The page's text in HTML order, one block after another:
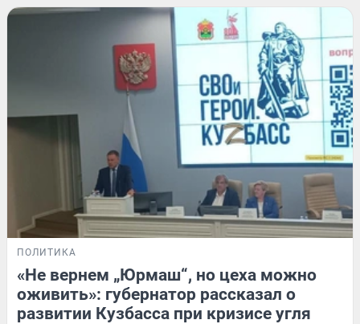
ПОЛИТИКА
«Не вернем „Юрмаш“, но цеха можно
оживить»: губернатор рассказал о
развитии Кузбасса при кризисе угля